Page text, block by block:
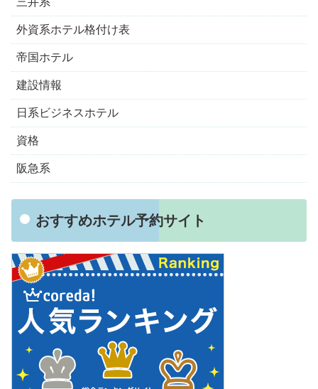
外資系ホテル格付け表
帝国ホテル
建設情報
日系ビジネスホテル
資格
阪急系
おすすめホテル予約サイト